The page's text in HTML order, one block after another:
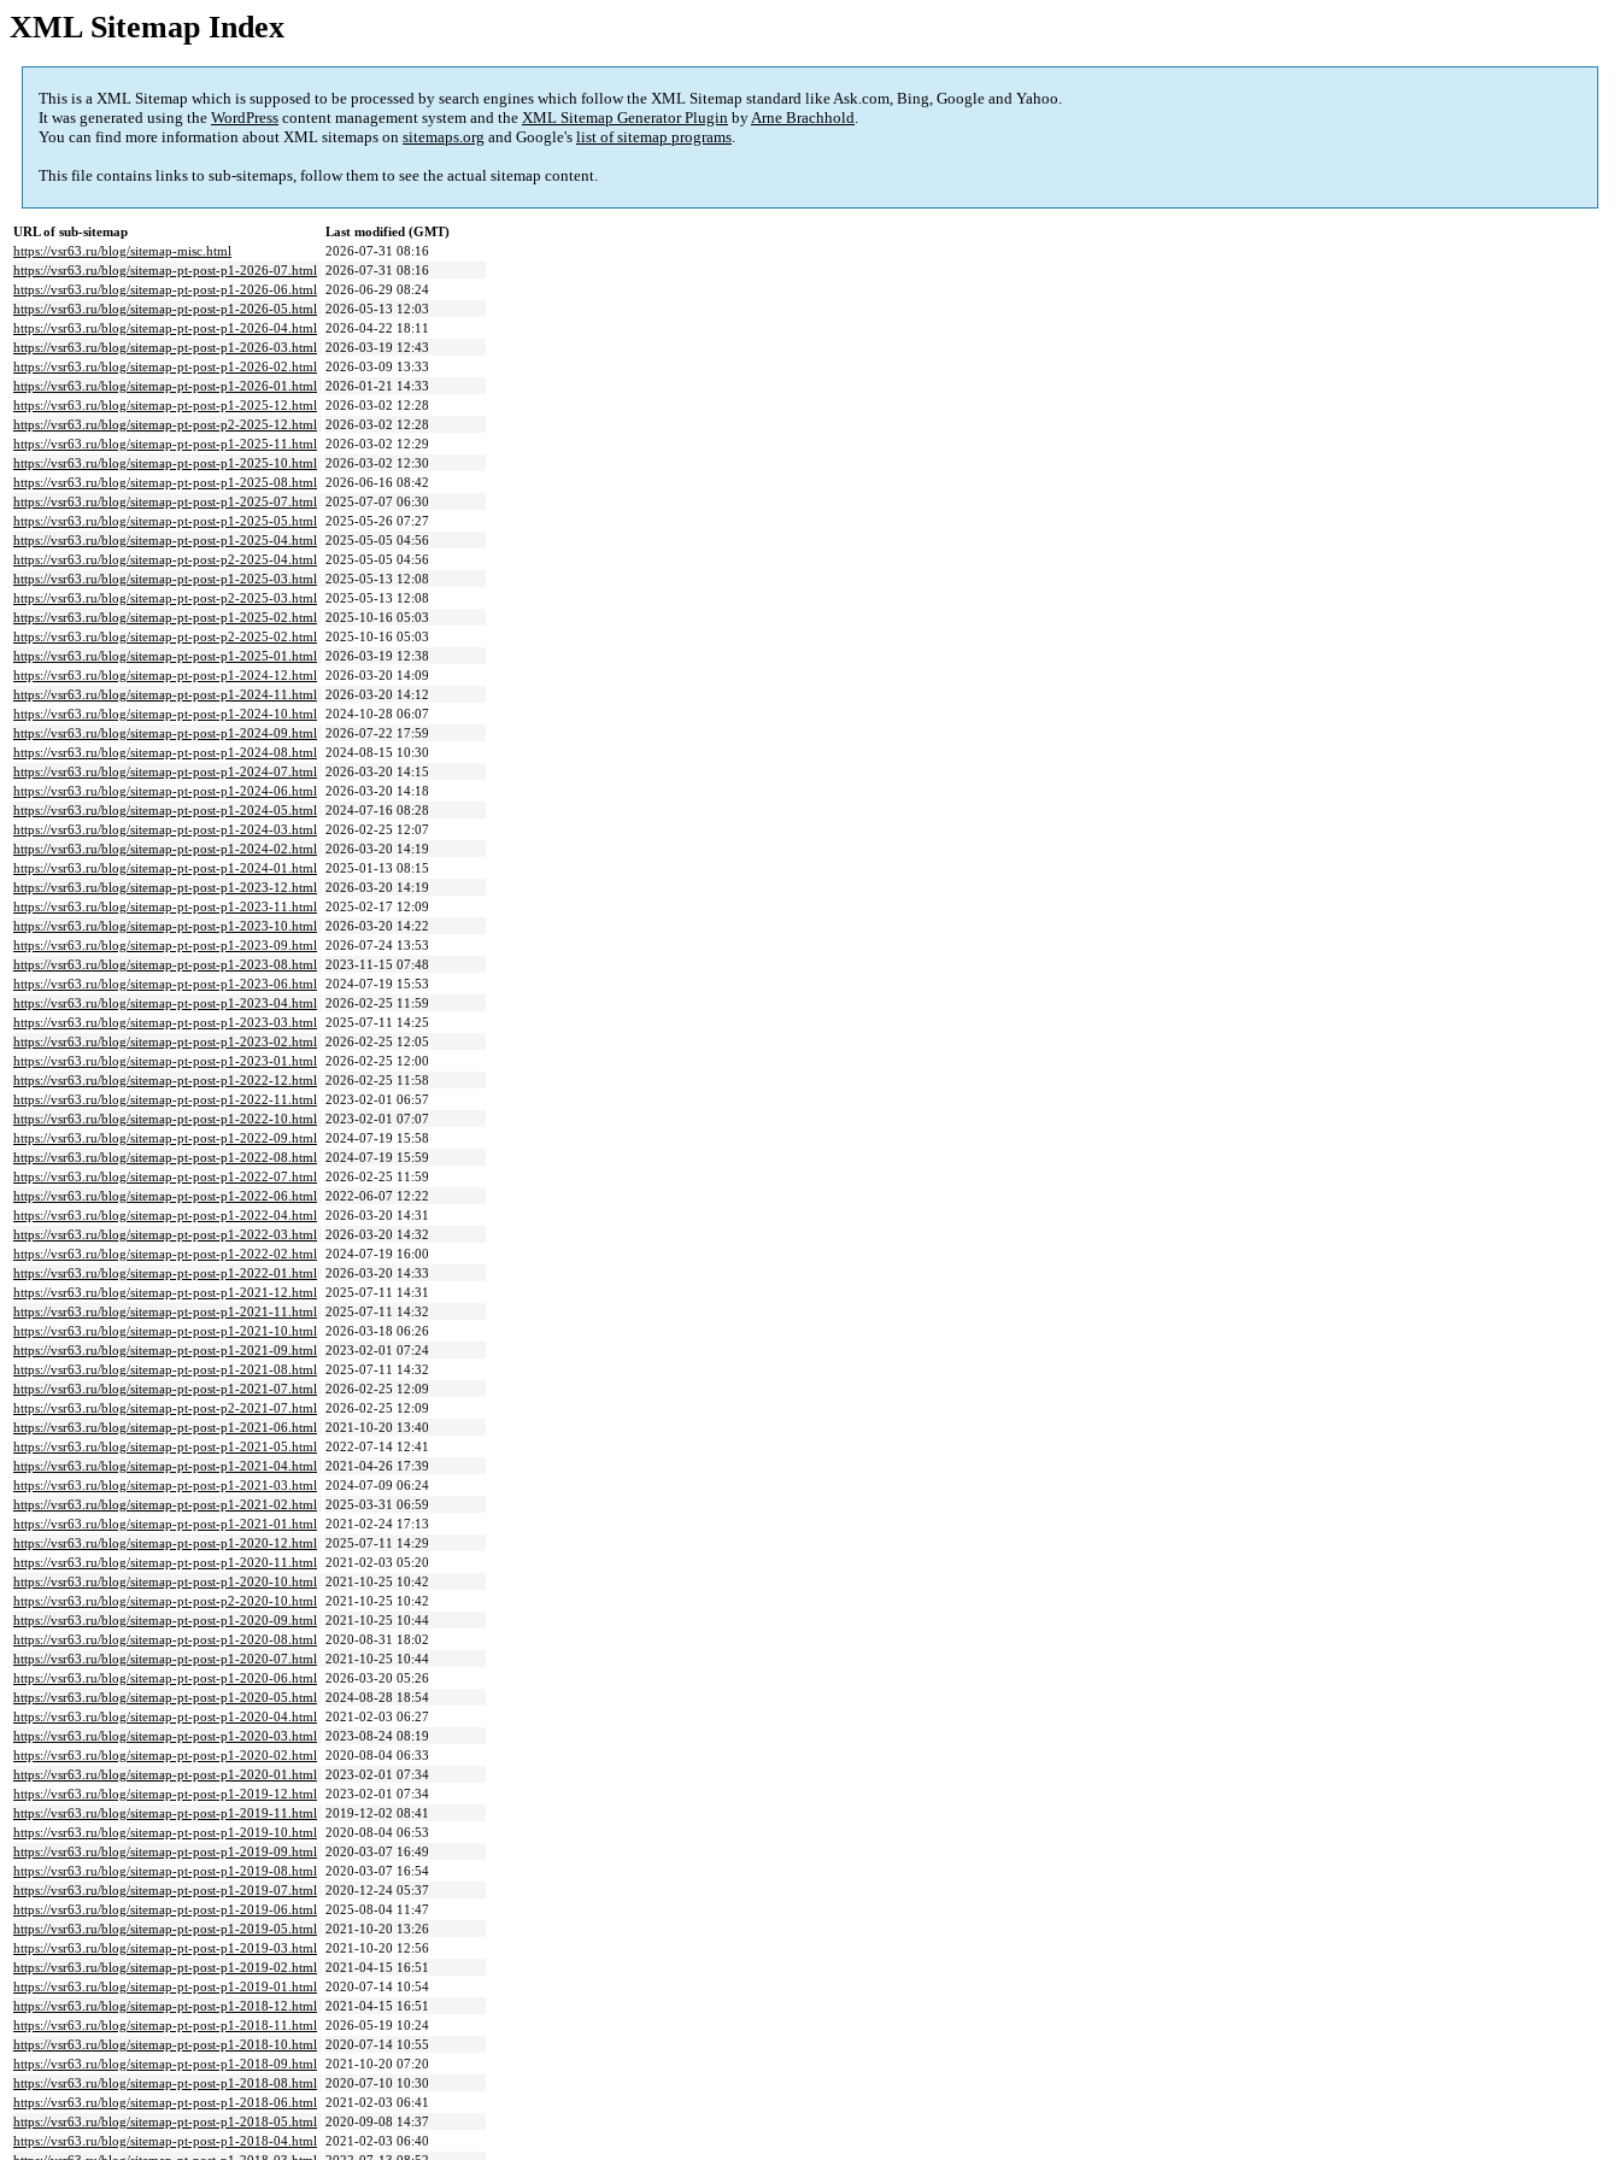
XML Sitemap Index
This is a XML Sitemap which is supposed to be processed by search engines which follow the XML Sitemap standard like Ask.com, Bing, Google and Yahoo.
It was generated using the WordPress content management system and the XML Sitemap Generator Plugin byArne Brachhold.
You can find more information about XML sitemaps on sitemaps.org and Google's list of sitemap programs.
This file contains links to sub-sitemaps, follow them to see the actual sitemap content.
URL of sub-sitemap
Last modified (GMT)
https://vsr63.ru/blog/sitemap-misc.html
2026-07-31 08:16
https://vsr63.ru/blog/sitemap-pt-post-p1-2026-07.html 2026-07-31 08:16
https://vsr63.ru/blog/sitemap-pt-post-p1-2026-06.html 2026-06-29 08:24
https://vsr63.ru/blog/sitemap-pt-post-p1-2026-05.html 2026-05-13 12:03
https://vsr63.ru/blog/sitemap-pt-post-p1-2026-04.html 2026-04-22 18:11
https://vsr63.ru/blog/sitemap-pt-post-p1-2026-03.html 2026-03-19 12:43
https://vsr63.ru/blog/sitemap-pt-post-p1-2026-02.html 2026-03-09 13:33
https://vsr63.ru/blog/sitemap-pt-post-p1-2026-01.html 2026-01-21 14:33
https://vsr63.ru/blog/sitemap-pt-post-p1-2025-12.html 2026-03-02 12:28
https://vsr63.ru/blog/sitemap-pt-post-p2-2025-12.html 2026-03-02 12:28
https://vsr63.ru/blog/sitemap-pt-post-p1-2025-11.html 2026-03-02 12:29
https://vsr63.ru/blog/sitemap-pt-post-p1-2025-10.html 2026-03-02 12:30
https://vsr63.ru/blog/sitemap-pt-post-p1-2025-08.html 2026-06-16 08:42
https://vsr63.ru/blog/sitemap-pt-post-p1-2025-07.html 2025-07-07 06:30
https://vsr63.ru/blog/sitemap-pt-post-p1-2025-05.html 2025-05-26 07:27
https://vsr63.ru/blog/sitemap-pt-post-p1-2025-04.html 2025-05-05 04:56
https://vsr63.ru/blog/sitemap-pt-post-p2-2025-04.html 2025-05-05 04:56
https://vsr63.ru/blog/sitemap-pt-post-p1-2025-03.html 2025-05-13 12:08
https://vsr63.ru/blog/sitemap-pt-post-p2-2025-03.html 2025-05-13 12:08
https://vsr63.ru/blog/sitemap-pt-post-p1-2025-02.html 2025-10-16 05:03
https://vsr63.ru/blog/sitemap-pt-post-p2-2025-02.html 2025-10-16 05:03
https://vsr63.ru/blog/sitemap-pt-post-p1-2025-01.html 2026-03-19 12:38
https://vsr63.ru/blog/sitemap-pt-post-p1-2024-12.html 2026-03-20 14:09
https://vsr63.ru/blog/sitemap-pt-post-p1-2024-11.html 2026-03-20 14:12
https://vsr63.ru/blog/sitemap-pt-post-p1-2024-10.html 2024-10-28 06:07
https://vsr63.ru/blog/sitemap-pt-post-p1-2024-09.html 2026-07-22 17:59
https://vsr63.ru/blog/sitemap-pt-post-p1-2024-08.html 2024-08-15 10:30
https://vsr63.ru/blog/sitemap-pt-post-p1-2024-07.html 2026-03-20 14:15
https://vsr63.ru/blog/sitemap-pt-post-p1-2024-06.html 2026-03-20 14:18
https://vsr63.ru/blog/sitemap-pt-post-p1-2024-05.html 2024-07-16 08:28
https://vsr63.ru/blog/sitemap-pt-post-p1-2024-03.html 2026-02-25 12:07
https://vsr63.ru/blog/sitemap-pt-post-p1-2024-02.html 2026-03-20 14:19
https://vsr63.ru/blog/sitemap-pt-post-p1-2024-01.html 2025-01-13 08:15
https://vsr63.ru/blog/sitemap-pt-post-p1-2023-12.html 2026-03-20 14:19
https://vsr63.ru/blog/sitemap-pt-post-p1-2023-11.html 2025-02-17 12:09
https://vsr63.ru/blog/sitemap-pt-post-p1-2023-10.html 2026-03-20 14:22
https://vsr63.ru/blog/sitemap-pt-post-p1-2023-09.html 2026-07-24 13:53
https://vsr63.ru/blog/sitemap-pt-post-p1-2023-08.html 2023-11-15 07:48
https://vsr63.ru/blog/sitemap-pt-post-p1-2023-06.html 2024-07-19 15:53
https://vsr63.ru/blog/sitemap-pt-post-p1-2023-04.html 2026-02-25 11:59
https://vsr63.ru/blog/sitemap-pt-post-p1-2023-03.html 2025-07-11 14:25
https://vsr63.ru/blog/sitemap-pt-post-p1-2023-02.html 2026-02-25 12:05
https://vsr63.ru/blog/sitemap-pt-post-p1-2023-01.html 2026-02-25 12:00
https://vsr63.ru/blog/sitemap-pt-post-p1-2022-12.html 2026-02-25 11:58
https://vsr63.ru/blog/sitemap-pt-post-p1-2022-11.html 2023-02-01 06:57
https://vsr63.ru/blog/sitemap-pt-post-p1-2022-10.html 2023-02-01 07:07
https://vsr63.ru/blog/sitemap-pt-post-p1-2022-09.html 2024-07-19 15:58
https://vsr63.ru/blog/sitemap-pt-post-p1-2022-08.html 2024-07-19 15:59
https://vsr63.ru/blog/sitemap-pt-post-p1-2022-07.html 2026-02-25 11:59
https://vsr63.ru/blog/sitemap-pt-post-p1-2022-06.html 2022-06-07 12:22
https://vsr63.ru/blog/sitemap-pt-post-p1-2022-04.html 2026-03-20 14:31
https://vsr63.ru/blog/sitemap-pt-post-p1-2022-03.html 2026-03-20 14:32
https://vsr63.ru/blog/sitemap-pt-post-p1-2022-02.html 2024-07-19 16:00
https://vsr63.ru/blog/sitemap-pt-post-p1-2022-01.html 2026-03-20 14:33
https://vsr63.ru/blog/sitemap-pt-post-p1-2021-12.html 2025-07-11 14:31
https://vsr63.ru/blog/sitemap-pt-post-p1-2021-11.html 2025-07-11 14:32
https://vsr63.ru/blog/sitemap-pt-post-p1-2021-10.html 2026-03-18 06:26
https://vsr63.ru/blog/sitemap-pt-post-p1-2021-09.html 2023-02-01 07:24
https://vsr63.ru/blog/sitemap-pt-post-p1-2021-08.html 2025-07-11 14:32
https://vsr63.ru/blog/sitemap-pt-post-p1-2021-07.html 2026-02-25 12:09
https://vsr63.ru/blog/sitemap-pt-post-p2-2021-07.html 2026-02-25 12:09
https://vsr63.ru/blog/sitemap-pt-post-p1-2021-06.html 2021-10-20 13:40
https://vsr63.ru/blog/sitemap-pt-post-p1-2021-05.html 2022-07-14 12:41
https://vsr63.ru/blog/sitemap-pt-post-p1-2021-04.html 2021-04-26 17:39
https://vsr63.ru/blog/sitemap-pt-post-p1-2021-03.html 2024-07-09 06:24
https://vsr63.ru/blog/sitemap-pt-post-p1-2021-02.html 2025-03-31 06:59
https://vsr63.ru/blog/sitemap-pt-post-p1-2021-01.html 2021-02-24 17:13
https://vsr63.ru/blog/sitemap-pt-post-p1-2020-12.html 2025-07-11 14:29
https://vsr63.ru/blog/sitemap-pt-post-p1-2020-11.html 2021-02-03 05:20
https://vsr63.ru/blog/sitemap-pt-post-p1-2020-10.html 2021-10-25 10:42
https://vsr63.ru/blog/sitemap-pt-post-p2-2020-10.html 2021-10-25 10:42
https://vsr63.ru/blog/sitemap-pt-post-p1-2020-09.html 2021-10-25 10:44
https://vsr63.ru/blog/sitemap-pt-post-p1-2020-08.html 2020-08-31 18:02
https://vsr63.ru/blog/sitemap-pt-post-p1-2020-07.html 2021-10-25 10:44
https://vsr63.ru/blog/sitemap-pt-post-p1-2020-06.html 2026-03-20 05:26
https://vsr63.ru/blog/sitemap-pt-post-p1-2020-05.html 2024-08-28 18:54
https://vsr63.ru/blog/sitemap-pt-post-p1-2020-04.html 2021-02-03 06:27
https://vsr63.ru/blog/sitemap-pt-post-p1-2020-03.html 2023-08-24 08:19
https://vsr63.ru/blog/sitemap-pt-post-p1-2020-02.html 2020-08-04 06:33
https://vsr63.ru/blog/sitemap-pt-post-p1-2020-01.html 2023-02-01 07:34
https://vsr63.ru/blog/sitemap-pt-post-p1-2019-12.html 2023-02-01 07:34
https://vsr63.ru/blog/sitemap-pt-post-p1-2019-11.html 2019-12-02 08:41
https://vsr63.ru/blog/sitemap-pt-post-p1-2019-10.html 2020-08-04 06:53
https://vsr63.ru/blog/sitemap-pt-post-p1-2019-09.html 2020-03-07 16:49
https://vsr63.ru/blog/sitemap-pt-post-p1-2019-08.html 2020-03-07 16:54
https://vsr63.ru/blog/sitemap-pt-post-p1-2019-07.html 2020-12-24 05:37
https://vsr63.ru/blog/sitemap-pt-post-p1-2019-06.html 2025-08-04 11:47
https://vsr63.ru/blog/sitemap-pt-post-p1-2019-05.html 2021-10-20 13:26
https://vsr63.ru/blog/sitemap-pt-post-p1-2019-03.html 2021-10-20 12:56
https://vsr63.ru/blog/sitemap-pt-post-p1-2019-02.html 2021-04-15 16:51
https://vsr63.ru/blog/sitemap-pt-post-p1-2019-01.html 2020-07-14 10:54
https://vsr63.ru/blog/sitemap-pt-post-p1-2018-12.html 2021-04-15 16:51
https://vsr63.ru/blog/sitemap-pt-post-p1-2018-11.html 2026-05-19 10:24
https://vsr63.ru/blog/sitemap-pt-post-p1-2018-10.html 2020-07-14 10:55
https://vsr63.ru/blog/sitemap-pt-post-p1-2018-09.html 2021-10-20 07:20
https://vsr63.ru/blog/sitemap-pt-post-p1-2018-08.html 2020-07-10 10:30
https://vsr63.ru/blog/sitemap-pt-post-p1-2018-06.html 2021-02-03 06:41
https://vsr63.ru/blog/sitemap-pt-post-p1-2018-05.html 2020-09-08 14:37
https://vsr63.ru/blog/sitemap-pt-post-p1-2018-04.html 2021-02-03 06:40